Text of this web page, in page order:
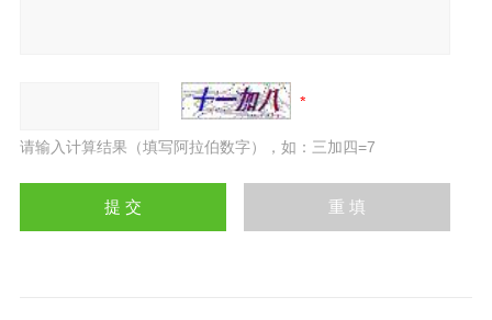
请输入计算结果（填写阿拉伯数字），如：三加四=7